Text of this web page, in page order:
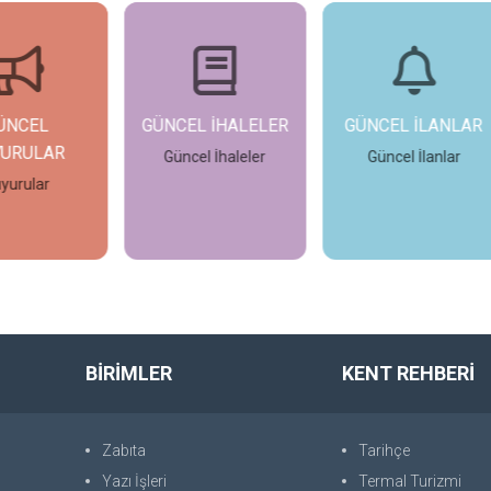
İHALELER
İhaleler
GÜNCEL İLANLAR
Güncel İlanlar
FOTO GALERİ
Karacasu
BİRİMLER
Zabıta
Yazı İşleri
KENT REHBERİ
Tarihçe
Termal Turizmi